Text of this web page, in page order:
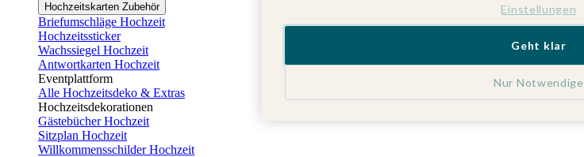
Hochzeitskarten Zubehör
Briefumschläge Hochzeit
Hochzeitssticker
Wachssiegel Hochzeit
Antwortkarten Hochzeit
Eventplattform
Alle Hochzeitsdeko & Extras
Hochzeitsdekorationen
Gästebücher Hochzeit
Sitzplan Hochzeit
Willkommensschilder Hochzeit
Einstellungen
Nur Notwendige
Geht klar